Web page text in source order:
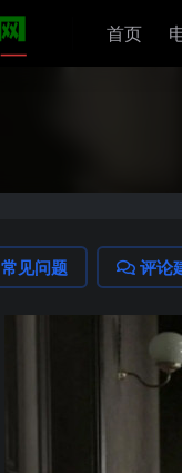
首页
常见问题 评论